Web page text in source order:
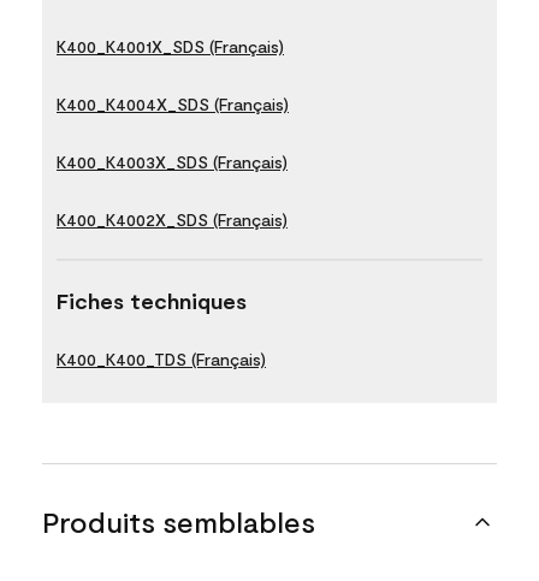
K400_K4001X_SDS (Français)
K400_K4004X_SDS (Français)
K400_K4003X_SDS (Français)
K400_K4002X_SDS (Français)
Fiches techniques
K400_K400_TDS (Français)
Produits semblables